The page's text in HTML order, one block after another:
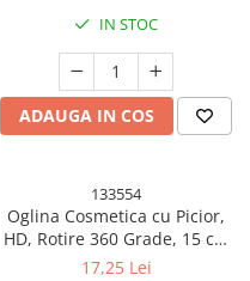
IN STOC
ADAUGA IN COS
133554
Oglina Cosmetica cu Picior,
HD, Rotire 360 Grade, 15 cm
Diametru, Suport Bijuterii
17,25 Lei